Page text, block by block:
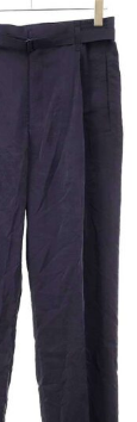
イロンイージー
金額14,400円
詳しく見る